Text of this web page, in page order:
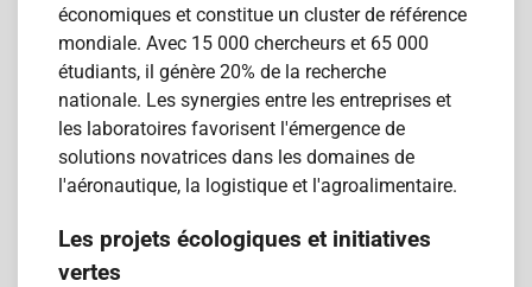
économiques et constitue un cluster de référence
mondiale. Avec 15 000 chercheurs et 65 000
étudiants, il génère 20% de la recherche
nationale. Les synergies entre les entreprises et
les laboratoires favorisent l'émergence de
solutions novatrices dans les domaines de
l'aéronautique, la logistique et l'agroalimentaire.
Les projets écologiques et initiatives
vertes